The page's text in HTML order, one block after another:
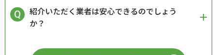
紹介いただく業者は安心できるのでしょう
か？